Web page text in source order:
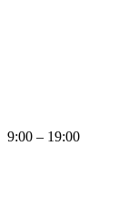
9:00 – 19:00